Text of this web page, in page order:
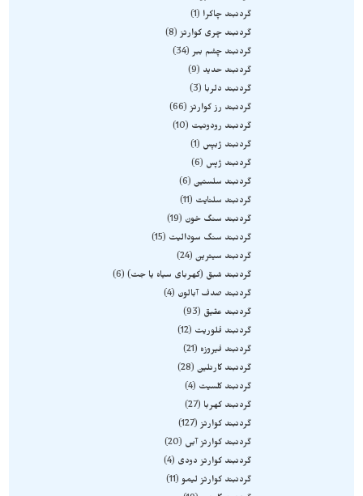
گردنبند چاکرا
1
گردنبند چری کوارتز 8
گردنبند چشم ببر 34
گردنبند حدید
9
گردنبند دلربا
3
گردنبند رز کوارتز 66
گردنبند رودونیت
10
گردنبند ژبپس
1
گردنبند ژپس
6
گردنبند سلستین 6
گردنبند سلنایت
11
گردنبند سنگ خون
19
گردنبند سنگ سودالیت
15
گردنبند سیترین 24
گردنبند شبق (کهربای سیاه یا جت) 6
گردنبند صدف آبالون
4
گردنبند عقیق
93
گردنبند فلوریت
12
گردنبند فیروزه
21
گردنبند کارنلین 28
گردنبند کلسیت
4
گردنبند کهربا
27
گردنبند کوارتز 127
گردنبند کوارتز آبی
20
گردنبند کوارتز دودی
4
گردنبند کوارتز لیمو 11